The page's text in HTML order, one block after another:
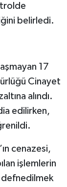
belirledi.
17
Cinayet
alındı.
edilirken,
cenazesi,
işlemlerin
defnedilmek